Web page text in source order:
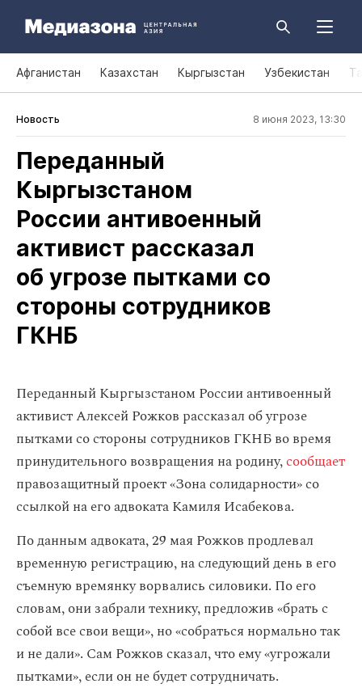
Афганистан Казахстан Кыргызстан Узбекистан
Новость 8 июня 2023, 13:30
Переданный
Кыргызстаном
России антивоенный
активист рассказал
об угрозе пытками со
стороны сотрудников
ГКНБ
Переданный Кыргызстаном России антивоенный
активист Алексей Рожков рассказал об угрозе
пытками со стороны сотрудников ГКНБ во время
принудительного возвращения на родину,сообщает
правозащитный проект «Зона солидарности» со
ссылкой на его адвоката Камиля Исабекова.
По данным адвоката, 29 мая Рожков продлевал
временную регистрацию, на следующий день в его
съемную времянку ворвались силовики. По его
словам, они забрали технику, предложив «брать с
собой все свои вещи», но «собраться нормально так
и не дали». Сам Рожков сказал, что ему «угрожали
пытками», если он не будет сотрудничать.